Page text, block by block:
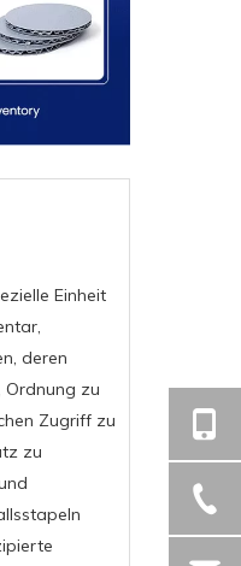
Einheit
deren
zu
Zugriff zu
zu